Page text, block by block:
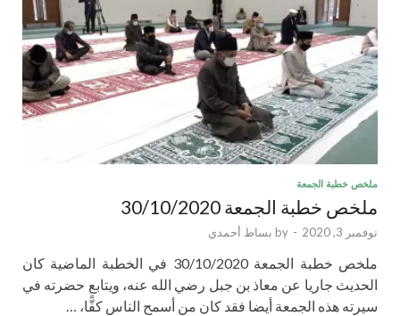
ملخص خطبة الجمعة
ملخص خطبة الجمعة 30/10/2020
نوفمبر 3, 2020 -
by بساط أحمدي
ملخص خطبة الجمعة 30/10/2020 في الخطبة الماضية كان
الحديث جاريا عن معاذ بن جبل رضي الله عنه، ويتابع حضرته في
سيرته هذه الجمعة أيضا فقد كان من أسمح الناس كفًّا، …